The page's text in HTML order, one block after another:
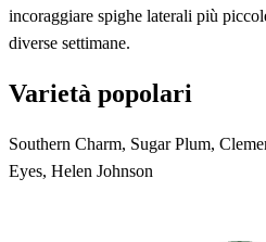
incoraggiare spighe laterali più
diverse settimane.
Varietà popolari
Southern Charm, Sugar Plum,
Eyes, Helen Johnson